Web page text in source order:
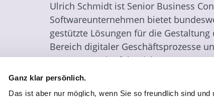
Ganz klar persönlich.
Das ist aber nur möglich, wenn Sie so freundlich sind
Ulrich Schmidt ist Senior Business
Softwareunternehmen bietet
gestützte Lösungen für die
Bereich digitaler Geschäftsprozesse
Beratung und erfolgreichen
Eingangsrechnungsverarbeitungs-,
Portfolios um KI-, Cloud- und